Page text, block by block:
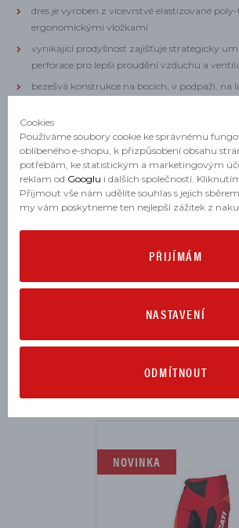
dres je vyroben z vícevrstvé elastizované
ergonomickými vložkami
vynikající prodyšnost zajišťuje strategicky
perforace pro lepší proudění vzduchu a
bezešvá konstrukce na bocích, v podpaží, na
PARAMETRY
Údržba:
NOVINKA
Cookies
Používáme soubory cookie ke správnému
oblíbeného e-shopu, k přizpůsobení obsahu
potřebám, ke statistickým a marketingovým
reklam od Googlu i dalších společností.
Přijmout vše nám udělíte souhlas s jejich
my vám poskytneme ten nejlepší zážitek z
PŘIJÍMÁM
NASTAVENÍ
ODMÍTNOUT